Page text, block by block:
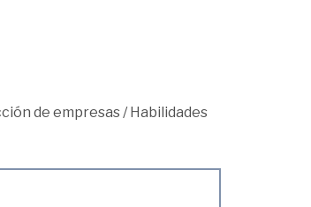
de empresas/Habilidades